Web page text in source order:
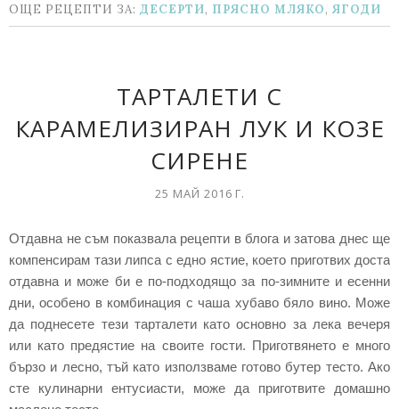
ОЩЕ РЕЦЕПТИ ЗА: ДЕСЕРТИ, ПРЯСНО МЛЯКО, ЯГОДИ
ТАРТАЛЕТИ С
КАРАМЕЛИЗИРАН ЛУК И КОЗЕ
СИРЕНЕ
25 МАЙ 2016 Г.
Отдавна не съм показвала рецепти в блога и затова днес ще
компенсирам тази липса с едно ястие, което приготвих доста
отдавна и може би е по-подходящо за по-зимните и есенни
дни, особено в комбинация с чаша хубаво бяло вино. Може
да поднесете тези тарталети като основно за лека вечеря
или като предястие на своите гости. Приготвянето е много
бързо и лесно, тъй като използваме готово бутер тесто. Ако
сте кулинарни ентусиасти, може да приготвите домашно